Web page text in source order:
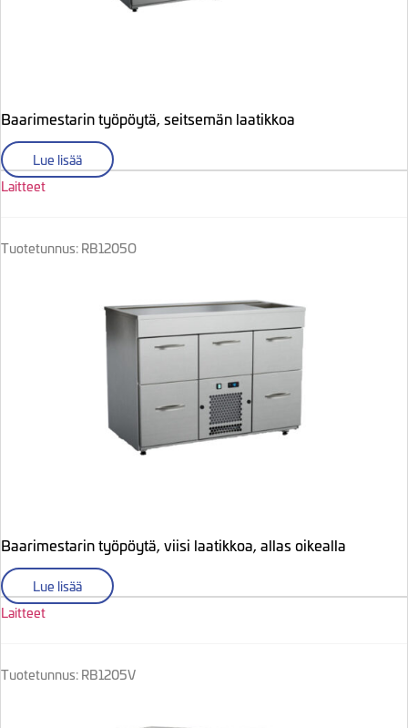
Baarimestarin työpöytä, seitsemän laatikkoa
Lue lisää
Laitteet
Tuotetunnus: RB1205O
Baarimestarin työpöytä, viisi laatikkoa, allas oikealla
Lue lisää
Laitteet
Tuotetunnus: RB1205V